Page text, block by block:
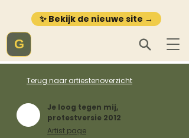
✨ Bekijk de nieuwe site →
G
Terug naar artiestenoverzicht
Je loog tegen mij,
protestversie 2012
Artist page